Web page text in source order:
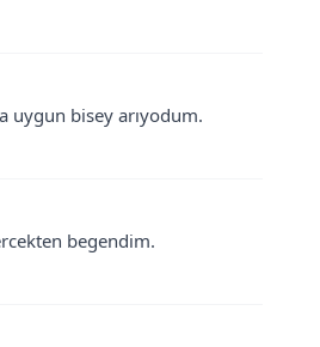
uygun bisey arıyodum.
begendim.